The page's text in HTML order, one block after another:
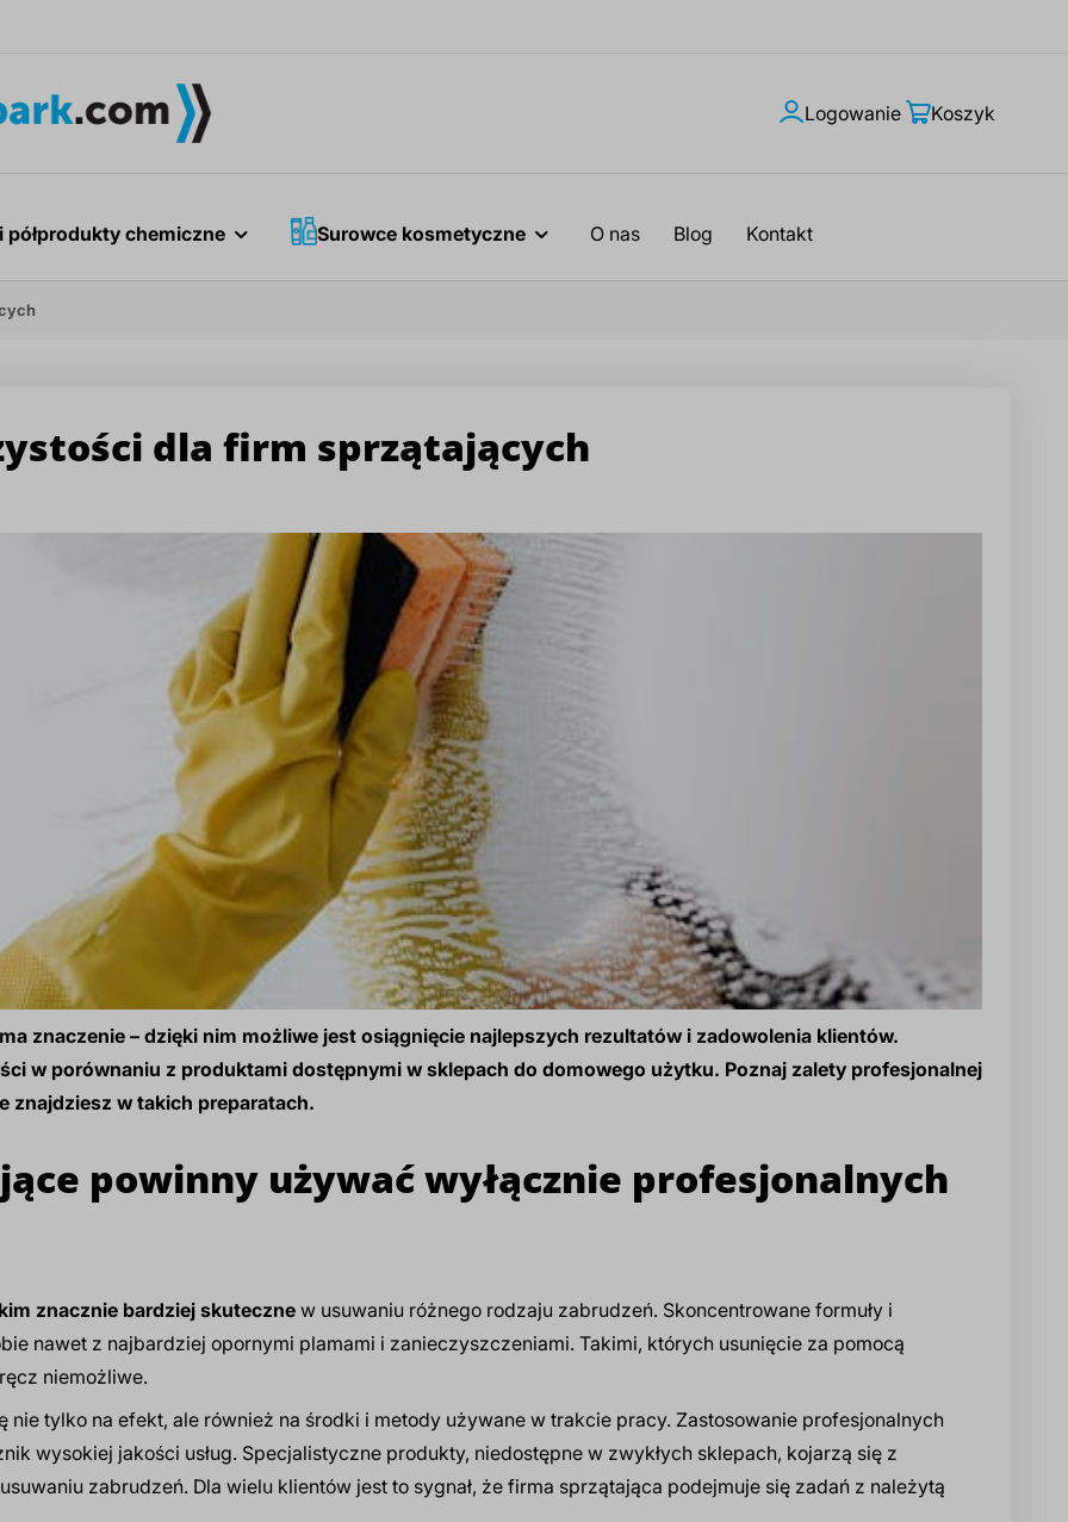
Logowanie
Moje
Koszyk
półprodukty chemiczne Surowce kosmetyczne O nas Blog Kontakt
dla firm sprzątających
znaczenie – dzięki nim możliwe jest osiągnięcie najlepszych rezultatów i zadowolenia klientów.
w porównaniu z produktami dostępnymi w sklepach do domowego użytku. Poznaj zalety profesjonalnej
znajdziesz w takich preparatach.
powinny używać wyłącznie profesjonalnych
znacznie bardziej skuteczne w usuwaniu różnego rodzaju zabrudzeń. Skoncentrowane formuły i
nawet z najbardziej opornymi plamami i zanieczyszczeniami. Takimi, których usunięcie za pomocą
niemożliwe.
tylko na efekt, ale również na środki i metody używane w trakcie pracy. Zastosowanie profesjonalnych
wysokiej jakości usług. Specjalistyczne produkty, niedostępne w zwykłych sklepach, kojarzą się z
zabrudzeń. Dla wielu klientów jest to sygnał, że firma sprzątająca podejmuje się zadań z należytą